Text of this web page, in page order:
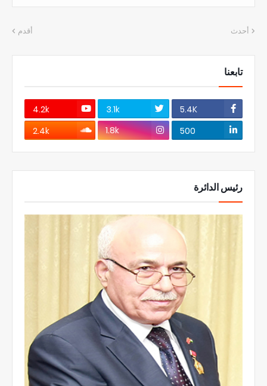
أحدث أقدم
تابعنا
5.4K
3.1k
4.2k
500
1.8k
2.4k
رئيس الدائرة